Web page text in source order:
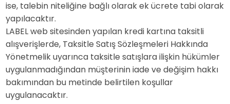
ise, talebin niteliğine bağlı olarak ek ücrete tabi olarak
yapılacaktır.
LABEL web sitesinden yapılan kredi kartına taksitli
alışverişlerde, Taksitle Satış Sözleşmeleri Hakkında
Yönetmelik uyarınca taksitle satışlara ilişkin hükümler
uygulanmadığından müşterinin iade ve değişim hakkı
bakımından bu metinde belirtilen koşullar
uygulanacaktır.